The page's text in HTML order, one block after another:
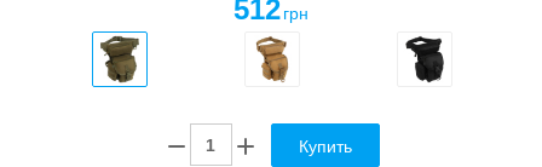
512 грн
Купить